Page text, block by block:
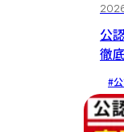
公
徹
#